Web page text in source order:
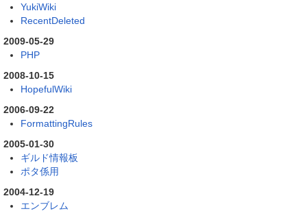
YukiWiki
RecentDeleted
2009-05-29
PHP
2008-10-15
HopefulWiki
2006-09-22
FormattingRules
2005-01-30
ギルド情報板
ポタ係用
2004-12-19
エンブレム